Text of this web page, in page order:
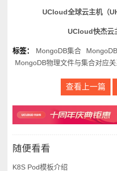
UCloud全球云主机（
UCloud快杰云
标签： MongoDB集合
MongoDB物理文件与集合对应关
查看上一篇
随便看看
K8S Pod模板介绍